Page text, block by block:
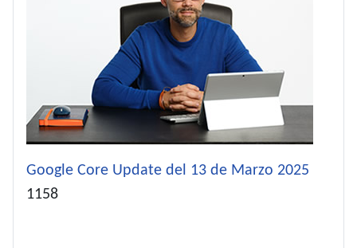
Google Core Update del 13 de Marzo 2025
Detalles
1158